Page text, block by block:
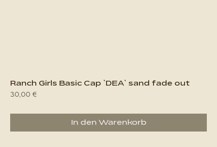
Ranch Girls Basic Cap `DEA` sand fade out
Preis
30,00 €
In den Warenkorb